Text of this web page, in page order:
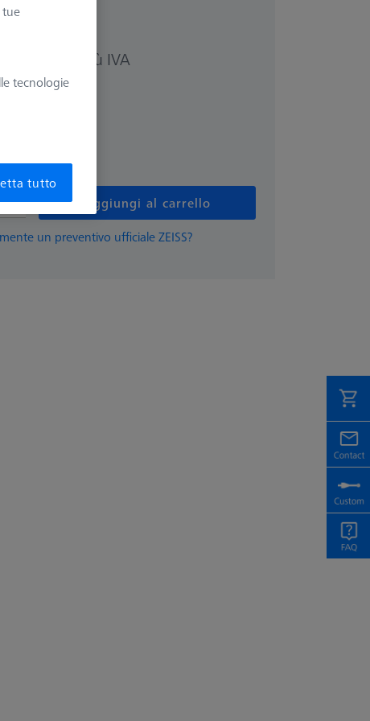
€ più IVA
Aggiungi al carrello
un preventivo ufficiale ZEISS?
tue
tecnologie
tutto